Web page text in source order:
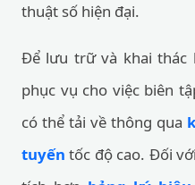
thuật số hiện đại.
Để lưu trữ và khai thác
phục vụ cho việc biên
có thể tải về thông qua
tuyến tốc độ cao. Đối